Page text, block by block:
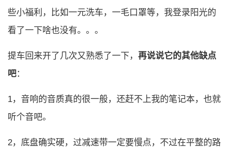
些小福利，比如一元洗车，一毛口罩等，我登录阳光的
看了一下啥也没有。。。
提车回来开了几次又熟悉了一下， 再说说它的其他缺点
吧：
1，音响的音质真的很一般，还赶不上我的笔记本，也就
听个音吧。
2，底盘确实硬，过减速带一定要慢点，不过在平整的路